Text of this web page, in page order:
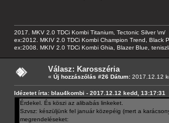
2017. MKV 2.0 TDCi Kombi Titanium, Tectonic Silver \m/
ex:2012. MKIV 2.0 TDCi Kombi Champion Trend, Black
ex:2008. MKIV 2.0 TDCi Kombi Ghia, Blazer Blue,
Válasz: Karosszéria
« Új hozzászólás #26 Dátum: 2017.12.12
Idézetet írta: blau4kombi - 2017.12.12 kedd, 13:17:31
Érdekel. És köszi az alibabás linkeket.
Szvsz: készüljünk fel január közepéig (mert a
megrendeléseket: